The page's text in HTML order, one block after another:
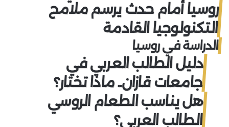
روسيا أمام حدث يرسم ملامح
التكنولوجيا القادمة
الدراسة في روسيا
دليل الطالب العربي في
جامعات قازان.. ماذا تختار؟
هل يناسب الطعام الروسي
الطالب العربي؟